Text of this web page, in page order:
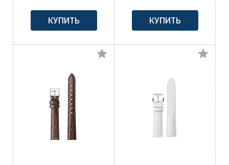
КУПИТЬ КУПИТЬ